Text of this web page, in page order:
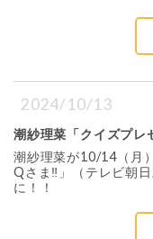
2024/10/13
潮紗理菜「クイズプレ
潮紗理菜が10/14（月
Qさま‼︎」（テレビ朝
に！！